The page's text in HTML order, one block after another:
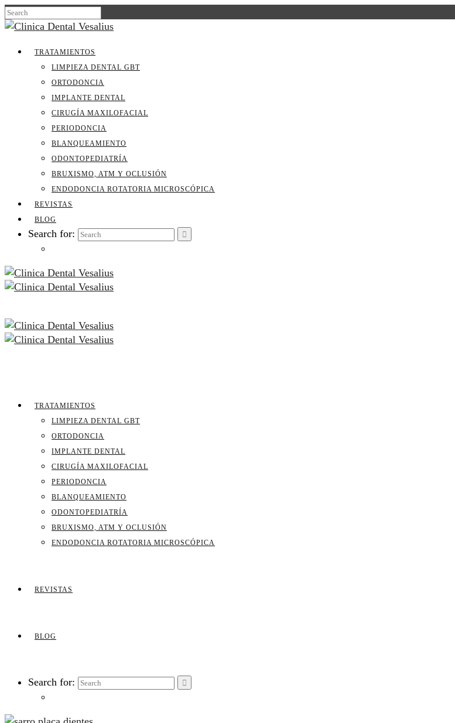
TRATAMIENTOS
LIMPIEZA DENTAL GBT
ORTODONCIA
IMPLANTE DENTAL
CIRUGÍA MAXILOFACIAL
PERIODONCIA
BLANQUEAMIENTO
ODONTOPEDIATRÍA
BRUXISMO, ATM Y OCLUSIÓN
ENDODONCIA ROTATORIA MICROSCÓPICA
REVISTAS
BLOG
Search for:
TRATAMIENTOS
LIMPIEZA DENTAL GBT
ORTODONCIA
IMPLANTE DENTAL
CIRUGÍA MAXILOFACIAL
PERIODONCIA
BLANQUEAMIENTO
ODONTOPEDIATRÍA
BRUXISMO, ATM Y OCLUSIÓN
ENDODONCIA ROTATORIA MICROSCÓPICA
REVISTAS
BLOG
Search for: